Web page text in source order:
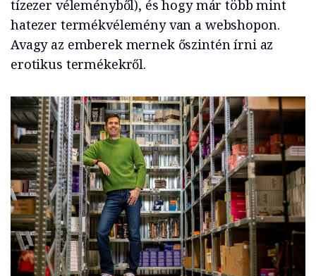
tízezer véleményből), és hogy már több mint
hatezer termékvélemény van a webshopon.
Avagy az emberek mernek őszintén írni az
erotikus termékekről.